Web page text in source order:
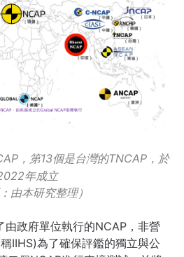
，第13個是台灣的TNCAP，於
年成立
由本研究整理）
由政府單位執行的NCAP，非營
IIHS)為了確保評鑑的獨立與公